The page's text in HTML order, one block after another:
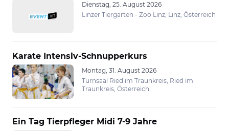
Dienstag, 25. August 2026
Linzer Tiergarten - Zoo Linz, Linz, Österreich
Karate Intensiv-Schnupperkurs
Montag, 31. August 2026
Turnsaal Ried im Traunkreis, Ried im
Traunkreis, Österreich
Ein Tag Tierpfleger Midi 7-9 Jahre